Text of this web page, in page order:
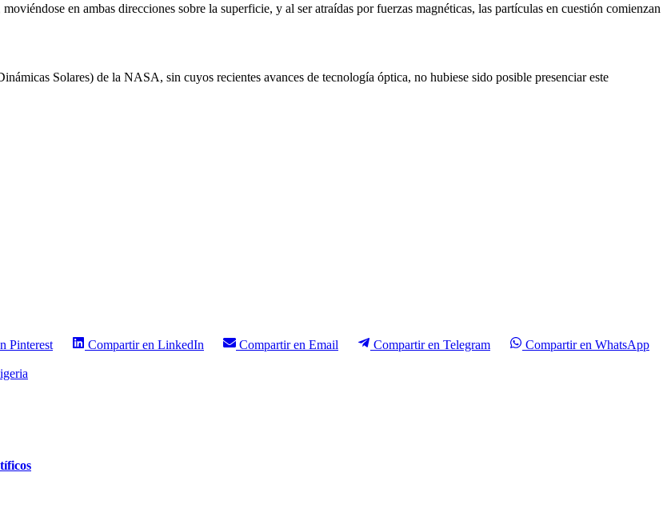
en ambas direcciones sobre la superficie, y al ser atraídas por fuerzas magnéticas, las partículas en cuestión comienzan
Solares) de la NASA, sin cuyos recientes avances de tecnología óptica, no hubiese sido posible presenciar este
Pinterest Compartir en LinkedIn Compartir en Email Compartir en Telegram Compartir en WhatsApp